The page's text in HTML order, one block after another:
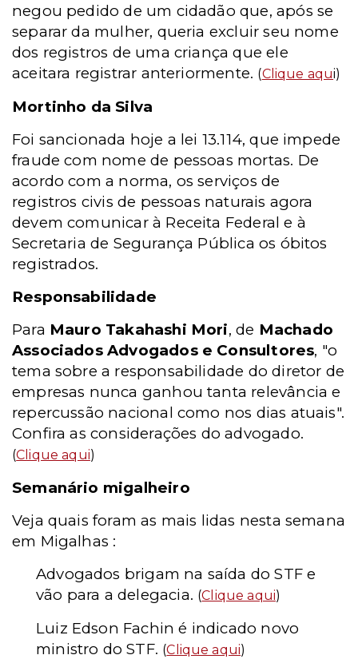
negou pedido de um cidadão que, após se
separar da mulher, queria excluir seu nome
dos registros de uma criança que ele
aceitara registrar anteriormente. (Clique aqui)
Mortinho da Silva
Foi sancionada hoje a lei 13.114, que impede
fraude com nome de pessoas mortas. De
acordo com a norma, os serviços de
registros civis de pessoas naturais agora
devem comunicar à Receita Federal e à
Secretaria de Segurança Pública os óbitos
registrados.
Responsabilidade
Para Mauro Takahashi Mori, de Machado
Associados Advogados e Consultores, "o
tema sobre a responsabilidade do diretor de
empresas nunca ganhou tanta relevância e
repercussão nacional como nos dias atuais".
Confira as considerações do advogado.
(Clique aqui)
Semanário migalheiro
Veja quais foram as mais lidas nesta semana
em Migalhas :
Advogados brigam na saída do STF e
vão para a delegacia. (Clique aqui)
Luiz Edson Fachin é indicado novo
ministro do STF. (Clique aqui)